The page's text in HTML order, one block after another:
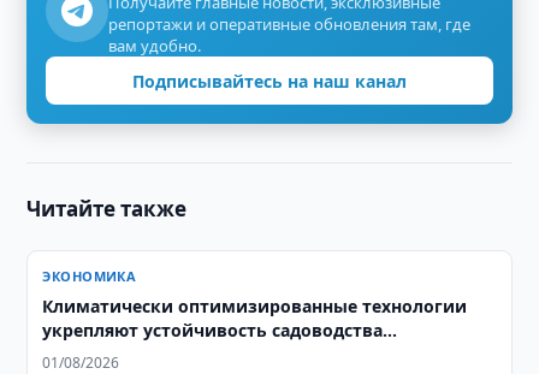
репортажи и оперативные обновления там, где
вам удобно.
Подписывайтесь на наш канал
Читайте также
ЭКОНОМИКА
Климатически оптимизированные технологии
укрепляют устойчивость садоводства
Узбекистана
01/08/2026